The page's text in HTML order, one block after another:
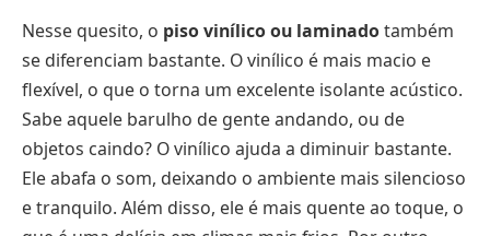
Nesse quesito, o piso vinílico ou laminadotambém
se diferenciam bastante. O vinílico é mais macio e
flexível, o que o torna um excelente isolante acústico.
Sabe aquele barulho de gente andando, ou de
objetos caindo? O vinílico ajuda a diminuir bastante.
Ele abafa o som, deixando o ambiente mais silencioso
e tranquilo. Além disso, ele é mais quente ao toque, o